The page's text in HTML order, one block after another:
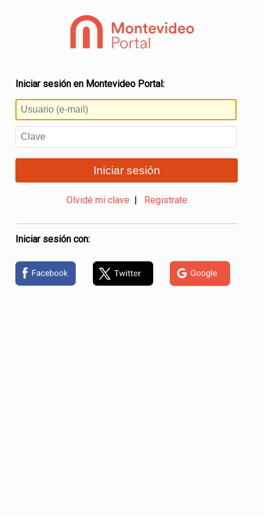
Iniciar sesión en Montevideo Portal:
Iniciar sesión
Olvidé mi clave Registrate
Iniciar sesión con: